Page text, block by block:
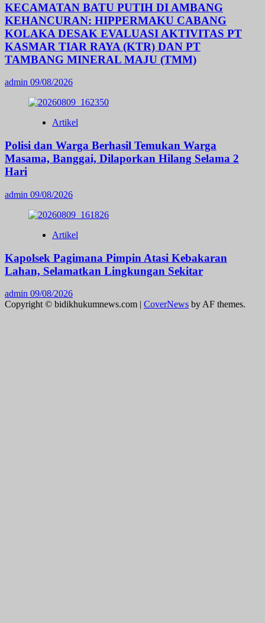
KECAMATAN BATU PUTIH DI AMBANG
KEHANCURAN: HIPPERMAKU CABANG
KOLAKA DESAK EVALUASI AKTIVITAS PT
KASMAR TIAR RAYA (KTR) DAN PT
TAMBANG MINERAL MAJU (TMM)
admin 09/08/2026
Artikel
Polisi dan Warga Berhasil Temukan Warga
Masama, Banggai, Dilaporkan Hilang Selama 2
Hari
admin 09/08/2026
Artikel
Kapolsek Pagimana Pimpin Atasi Kebakaran
Lahan, Selamatkan Lingkungan Sekitar
admin 09/08/2026
Copyright © bidikhukumnews.com | CoverNews by AF themes.